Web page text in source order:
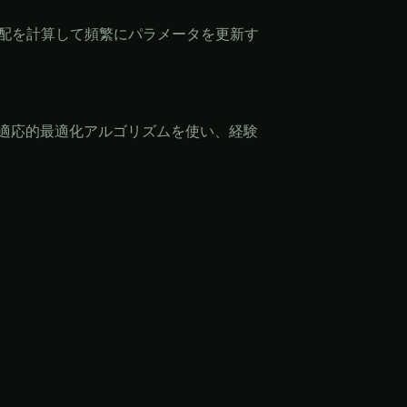
を計算して頻繁にパラメータを更新す
応的最適化アルゴリズムを使い、経験